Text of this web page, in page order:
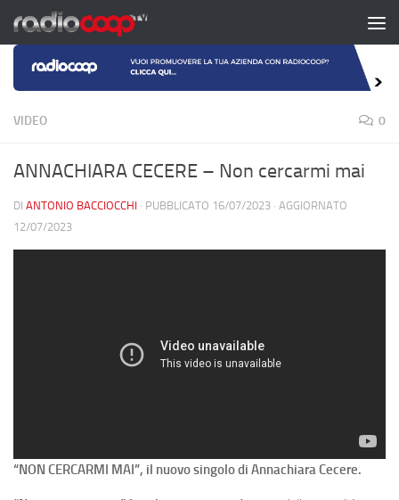
Salta al contenuto
VIDEO 0
ANNACHIARA CECERE – Non cercarmi mai
DI ANTONIO BACCIOCCHI · PUBBLICATO 16/07/2023 · AGGIORNATO
12/07/2023
“NON CERCARMI MAI”, il nuovo singolo di Annachiara Cecere.